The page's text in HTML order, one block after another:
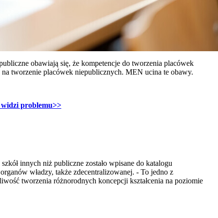
obawiają się, że kompetencje do tworzenia placówek
tworzenie placówek niepublicznych. MEN ucina te obawy.
widzi problemu>>
innych niż publiczne zostało wpisane do katalogu
władzy, także zdecentralizowanej. - To jedno z
tworzenia różnorodnych koncepcji kształcenia na poziomie